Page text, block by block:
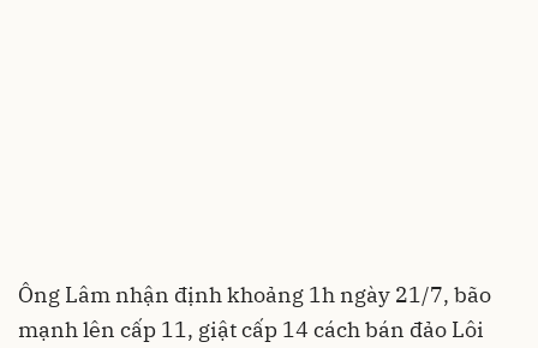
Ông Lâm nhận định khoảng 1h ngày 21/7, bão
mạnh lên cấp 11, giật cấp 14 cách bán đảo Lôi